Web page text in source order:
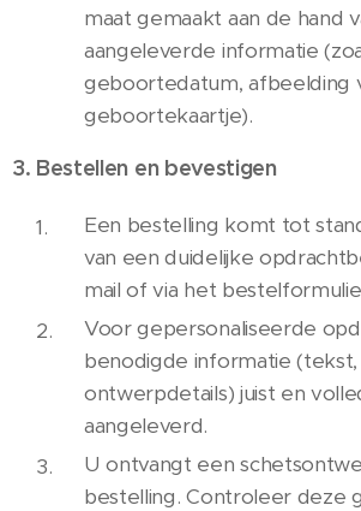
maat gemaakt aan de hand
aangeleverde informatie
geboortedatum, afbeelding
geboortekaartje).
3. Bestellen en bevestigen
Een bestelling komt tot
van een duidelijke
mail of via het
Voor gepersonaliseerde
benodigde informatie
ontwerpdetails) juist en
aangeleverd.
U ontvangt een
bestelling. Controleer deze